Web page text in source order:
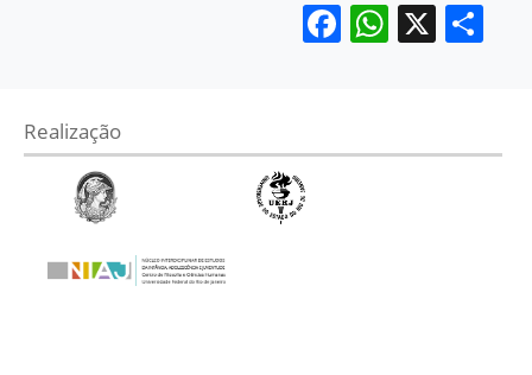
Facebook
X
Realização